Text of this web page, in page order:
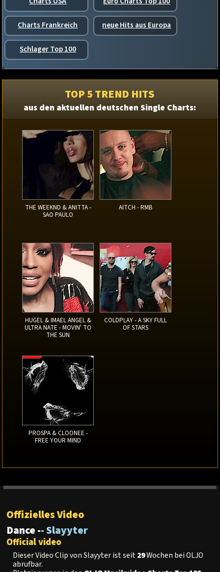
Charts Frankreich neue Hits aus Europa
Schlager Top 100
TOP 5 TREND HITS
aus den aktuellen deutschen Single Charts:
THE WEEKND & ANITTA -
SAO PAULO
AITCH - RMB
HUGEL & IMAEL ANGEL &
ULTRA NATE - MOVIN' TO
THE SUN
COLDPLAY - A SKY FULL
OF STARS
PROSPA & CLOONEE -
FREE YOUR MIND
Offizielles Video
Dance -- Slayyter
Official video
Dieser Video Clip von Slayyter ist seit29Wochen bei OLJO
abrufbar.